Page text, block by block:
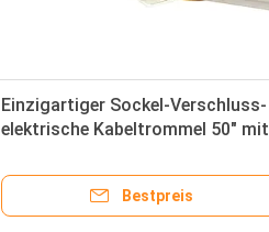
Einzigartiger Sockel-Verschluss-
elektrische Kabeltrommel 50" mit
Bestpreis